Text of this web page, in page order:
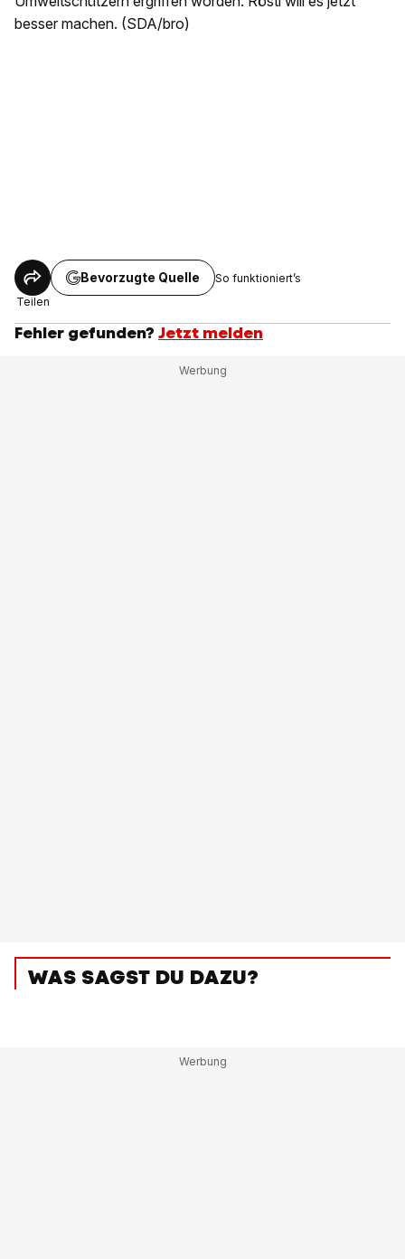
besser machen. (SDA/bro)
Teilen
Bevorzugte Quelle So funktioniert’s
Fehler gefunden? Jetzt melden
WAS SAGST DU DAZU?